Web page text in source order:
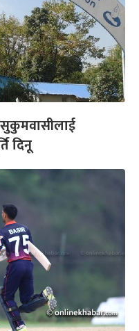
दिनू